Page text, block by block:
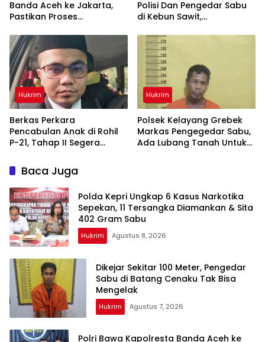
Banda Aceh ke Jakarta,
Pastikan Proses
dan Transparan
Polisi Dan Pengedar Sabu
di Kebun Sawit,
Ringkus Dua Pelaku
Hukrim
Berkas Perkara
Pencabulan Anak di Rohil
P-21, Tahap II Segera
Hukrim
Polsek Kelayang Grebek
Markas Pengegedar Sabu,
Ada Lubang Tanah Untuk
Baca Juga
Polda Kepri Ungkap 6 Kasus Narkotika
Sepekan, 11 Tersangka Diamankan & Sita
402 Gram Sabu
Hukrim Agustus 8, 2026
Dikejar Sekitar 100 Meter, Pengedar
Sabu di Batang Cenaku Tak Bisa
Hukrim Agustus 7, 2026
Polri Bawa Kapolresta Banda Aceh ke